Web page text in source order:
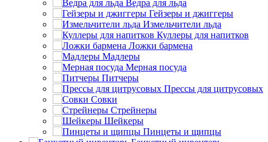
Ведра для льда
Гейзеры и джиггеры
Измельчители льда
Куллеры для напитков
Ложки бармена
Мадлеры
Мерная посуда
Питчеры
Прессы для цитрусовых
Совки
Стрейнеры
Шейкеры
Пинцеты и щипцы